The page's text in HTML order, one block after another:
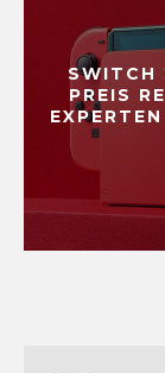
SWITCH
PREIS